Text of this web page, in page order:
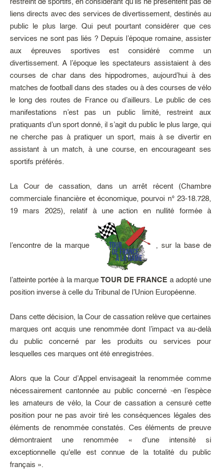
restreint de sportifs, en considérant qu’ils ne présentent pas de
liens directs avec des services de divertissement, destinés au
public le plus large. Qui peut pourtant considérer que ces
services ne sont pas liés ? Depuis l’époque romaine, assister
aux épreuves sportives est considéré comme un
divertissement. A l’époque les spectateurs assistaient à des
courses de char dans des hippodromes, aujourd’hui à des
matches de football dans des stades ou à des courses de vélo
le long des routes de France ou d’ailleurs. Le public de ces
manifestations n’est pas un public limité, restreint aux
pratiquants d’un sport donné, il s’agit du public le plus large, qui
ne cherche pas à pratiquer un sport, mais à se divertir en
assistant à un match, à une course, en encourageant ses
sportifs préférés.
La Cour de cassation, dans un arrêt récent (Chambre
commerciale financière et économique, pourvoi n° 23-18.728,
19 mars 2025), relatif à une action en nullité formée à
l’encontre de la marque , sur la base de
l’atteinte portée à la marque TOUR DE FRANCE a adopté une
position inverse à celle du Tribunal de l’Union Européenne.
Dans cette décision, la Cour de cassation relève que certaines
marques ont acquis une renommée dont l’impact va au-delà
du public concerné par les produits ou services pour
lesquelles ces marques ont été enregistrées.
Alors que la Cour d’Appel envisageait la renommée comme
nécessairement cantonnée au public concerné -en l’espèce
les amateurs de vélo, la Cour de cassation a censuré cette
position pour ne pas avoir tiré les conséquences légales des
éléments de renommée constatés. Ces éléments de preuve
démontraient une renommée « d'une intensité si
exceptionnelle qu'elle est connue de la totalité du public
français ».